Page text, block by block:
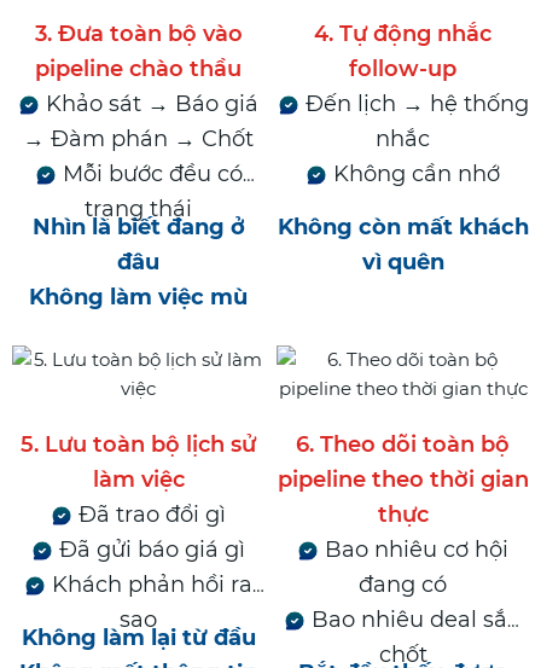
3. Đưa toàn bộ vào
pipeline chào thầu
Khảo sát → Báo giá
→ Đàm phán → Chốt
Mỗi bước đều có
trạng thái
Nhìn là biết đang ở
đâu
Không làm việc mù
4. Tự động nhắc
follow-up
Đến lịch → hệ thống
nhắc
Không cần nhớ
Không còn mất khách
vì quên
5. Lưu toàn bộ lịch sử
làm việc
Đã trao đổi gì
Đã gửi báo giá gì
Khách phản hồi ra
sao
Không làm lại từ đầu
6. Theo dõi toàn bộ
pipeline theo thời gian
thực
Bao nhiêu cơ hội
đang có
Bao nhiêu deal sắp
chốt